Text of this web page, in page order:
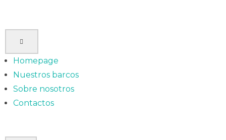
Homepage
Nuestros barcos
Sobre nosotros
Contactos